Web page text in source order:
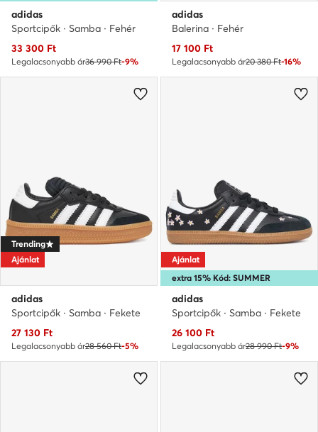
adidas
Sportcipők · Samba · Fehér
Aktuális ár
33 300 Ft
Legalacsonyabb ár36 990 Ft-9%
adidas
Balerina · Fehér
Aktuális ár
17 100 Ft
Legalacsonyabb ár20 380 Ft-16%
Trending
Ajánlat
adidas
Sportcipők · Samba · Fekete
Aktuális ár
27 130 Ft
Legalacsonyabb ár28 560 Ft-5%
extra 15% Kód: SUMMER
Ajánlat
adidas
Sportcipők · Samba · Fekete
Aktuális ár
26 100 Ft
Legalacsonyabb ár28 990 Ft-9%